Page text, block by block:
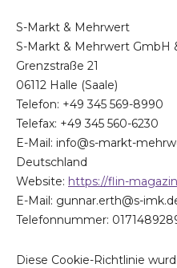
S-Markt & Mehrwert
S-Markt & Mehrwert GmbH
Grenzstraße 21
06112 Halle (Saale)
Telefon: +49 345 569-8990
Telefax: +49 345 560-6230
E-Mail: info@s-markt-
Deutschland
Website: https://flin-
E-Mail: gunnar.erth@s-
Telefonnummer:
Diese Cookie-Richtlinie